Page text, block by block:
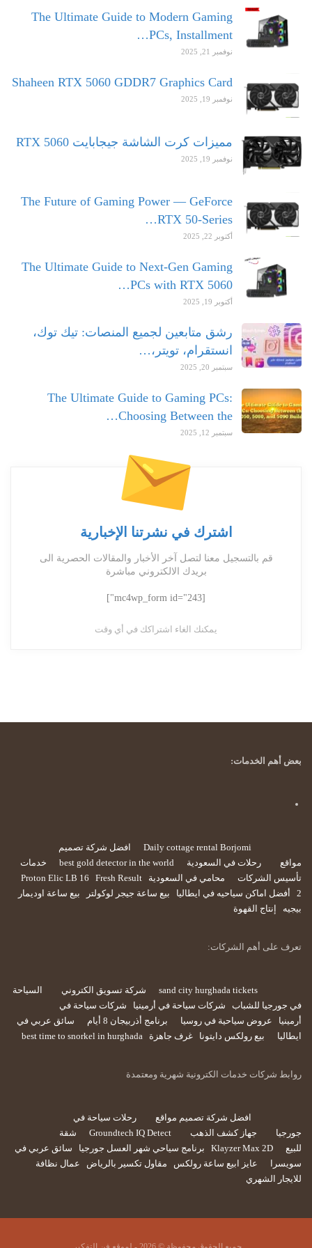
The Ultimate Guide to Modern Gaming
PCs, Installment…
نوفمبر 21, 2025
Shaheen RTX 5060 GDDR7 Graphics Card
نوفمبر 19, 2025
مميزات كرت الشاشة جيجابايت RTX 5060
نوفمبر 19, 2025
The Future of Gaming Power — GeForce
RTX 50-Series…
أكتوبر 22, 2025
The Ultimate Guide to Next-Gen Gaming
PCs with RTX 5060…
أكتوبر 19, 2025
رشق متابعين لجميع المنصات: تيك توك،
انستقرام، تويتر،…
سبتمبر 20, 2025
The Ultimate Guide to Gaming PCs:
Choosing Between the…
سبتمبر 12, 2025
اشترك في نشرتنا الإخبارية
قم بالتسجيل معنا لتصل آخر الأخبار والمقالات الحصرية الى
بريدك الالكتروني مباشرة
[mc4wp_form id="243"]
يمكنك الغاء اشتراكك في أي وقت
بعض أهم الخدمات:
Daily cottage rental Borjomi
افضل شركة تصميم
مواقع
رحلات في السعودية best gold detector in the world
خدمات
تأسيس الشركات
محامي في السعودية Proton Elic LB 16
Fresh Result
2
أفضل اماكن سياحيه في ايطاليا بيع ساعة جيجر لوكولتر
بيع ساعة اوديمار
بيجيه
إنتاج القهوة
تعرف على أهم الشركات:
sand city hurghada tickets شركة تسويق الكتروني
السياحة
في جورجيا للشباب
شركات سياحة في أرمينيا
شركات سياحة في
أرمينيا
عروض سياحية في روسيا برنامج أذربيجان 8 أيام
سائق عربي في
ايطاليا
بيع رولكس دايتونا غرف جاهزة best time to snorkel in hurghada
روابط شركات خدمات الكترونية شهرية ومعتمدة
افضل شركة تصميم مواقع
رحلات سياحة في
جورجيا
جهاز كشف الذهب Groundtech IQ Detect
شقة
للبيع
Klayzer Max 2D برنامج سياحي شهر العسل جورجيا
سائق عربي في
سويسرا
عايز ابيع ساعة رولكس مقاول تكسير بالرياض
عمال نظافة
للايجار الشهري